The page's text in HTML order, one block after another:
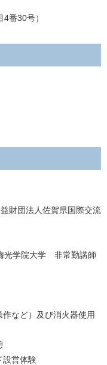
番30号）
団法人佐賀県国際交流
学院大学 非常勤講師
など）及び消火器使用
営体験